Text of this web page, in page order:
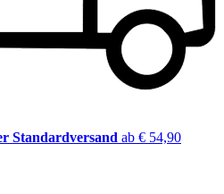
Standardversand ab € 54,90